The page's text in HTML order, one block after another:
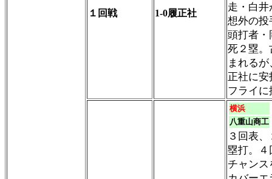
１回戦 1-0履正社
走・白
想外の投
頭打者・
死２塁。
まれる
正社に
フライ
横浜
八重山商工
３回表
塁打。４
チャン